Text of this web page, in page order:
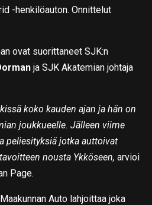
-henkilöauton. Onnittelut
ovat suorittaneet SJK:n
ja SJK Akatemian johtaja
koko kauden ajan ja hän on
joukkueelle. Jälleen viime
peliesityksiä jotka auttoivat
nousta Ykköseen, arvioi
Page.
Auto lahjoittaa joka